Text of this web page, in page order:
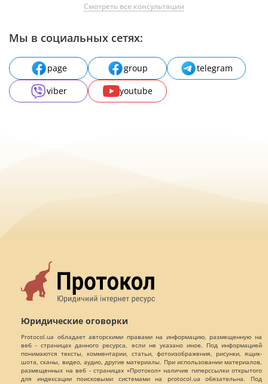
Смотреть все консультации
Мы в социальных сетях:
page group
telegram
viber
youtube
Юридические оговорки
Protocol.ua обладает авторскими правами на информацию, размещенную на
веб - страницах данного ресурса, если не указано иное. Под информацией
понимаются тексты, комментарии, статьи, фотоизображения, рисунки, ящик-
шота, сканы, видео, аудио, другие материалы. При использовании материалов,
размещенных на веб - страницах «Протокол» наличие гиперссылки открытого
для индексации поисковыми системами на protocol.ua обязательна. Под